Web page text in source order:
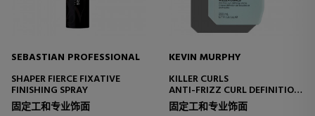
SEBASTIAN PROFESSIONAL
SHAPER FIERCE FIXATIVE
FINISHING SPRAY
固定工和专业饰面
KEVIN MURPHY
KILLER CURLS
ANTI-FRIZZ CURL DEFINITION
CREAM
固定工和专业饰面